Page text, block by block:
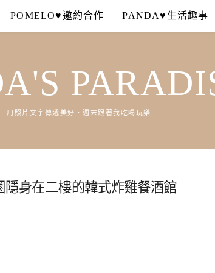
POMELO♥邀約合作 PANDA♥生活趣事
用照片文字傳遞美好．週末跟著我吃喝玩樂
隱身在二樓的韓式炸雞餐酒館